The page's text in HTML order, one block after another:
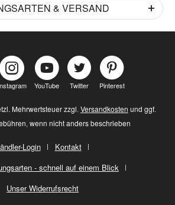
& VERSAND
YouTube Twitter Pinterest
Mehrwertsteuer zzgl. Versandkosten und ggf.
wenn nicht anders beschrieben
Login
Kontakt
- schnell auf einem Blick
Unser Widerrufsrecht